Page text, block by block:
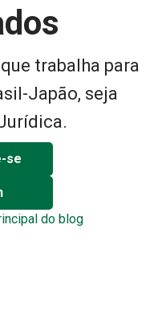
trabalha para
Japão, seja
se
do blog